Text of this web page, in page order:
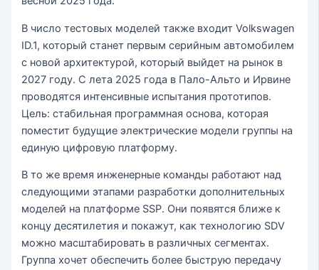
В число тестовых моделей также входит Volkswagen
ID.1, который станет первым серийным автомобилем
с новой архитектурой, который выйдет на рынок в
2027 году. С лета 2025 года в Пало-Альто и Ирвине
проводятся интенсивные испытания прототипов.
Цель: стабильная программная основа, которая
поместит будущие электрические модели группы на
единую цифровую платформу.
В то же время инженерные команды работают над
следующими этапами разработки дополнительных
моделей на платформе SSP. Они появятся ближе к
концу десятилетия и покажут, как технологию SDV
можно масштабировать в различных сегментах.
Группа хочет обеспечить более быструю передачу